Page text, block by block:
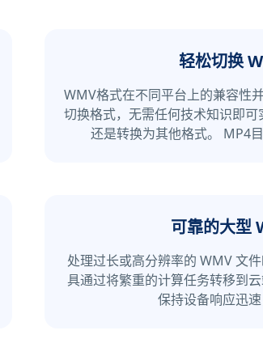
轻松切换
WMV格式在不同平台上的兼容性
切换格式，无需任何技术知识即
还是转换为其他格式。 MP4
可靠的大型
处理过长或高分辨率的 WMV 文
具通过将繁重的计算任务转移到
保持设备响应迅速